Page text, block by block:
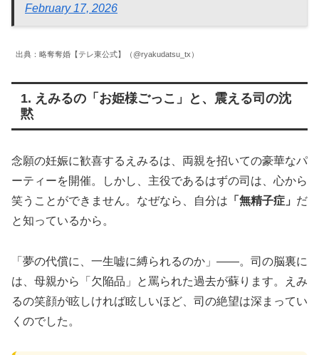
February 17, 2026
出典：略奪奪婚【テレ東公式】（@ryakudatsu_tx）
1. えみるの「お姫様ごっこ」と、震える司の沈
黙
念願の妊娠に歓喜するえみるは、両親を招いての豪華なパ
ーティーを開催。しかし、主役であるはずの司は、心から
笑うことができません。なぜなら、自分は 「無精子症」 だ
と知っているから。
「夢の代償に、一生嘘に縛られるのか」――。司の脳裏に
は、母親から「欠陥品」と罵られた過去が蘇ります。えみ
るの笑顔が眩しければ眩しいほど、司の絶望は深まってい
くのでした。